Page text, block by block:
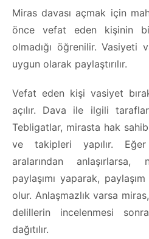
Miras davası açmak için
önce vefat eden kişinin
olmadığı öğrenilir. Vasiyeti
uygun olarak paylaştırılır.
Vefat eden kişi vasiyet
açılır. Dava ile ilgili
Tebligatlar, mirasta hak
ve takipleri yapılır.
aralarından
paylaşımı yaparak,
olur. Anlaşmazlık varsa
delillerin incelenmesi
dağıtılır.